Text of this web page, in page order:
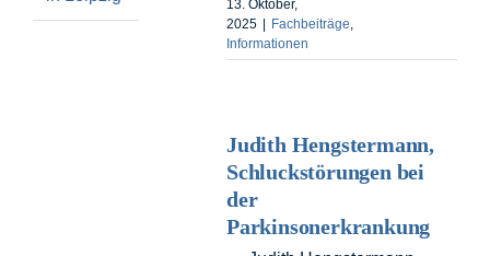
13. Oktober,
2025
Fachbeiträge,
Informationen
Judith Hengstermann,
Schluckstörungen bei
der
Parkinsonerkrankung